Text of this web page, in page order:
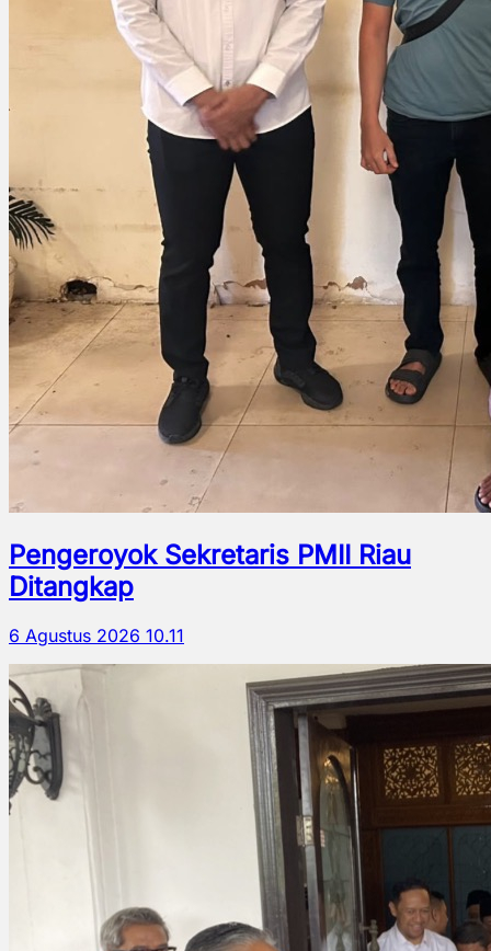
Pengeroyok Sekretaris PMII Riau
Ditangkap
6 Agustus 2026 10.11